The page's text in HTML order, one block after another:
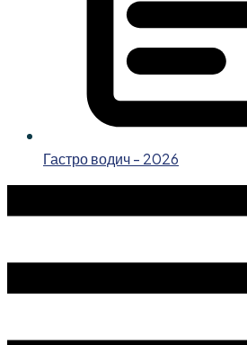
Гастро водич - 2026